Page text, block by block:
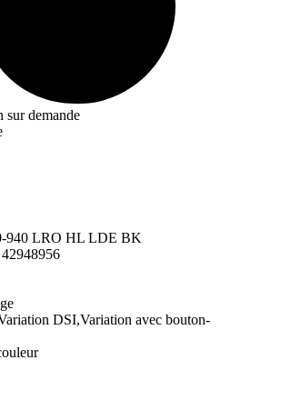
sur demande
940 LRO HL LDE BK
DSI,Variation avec bouton-